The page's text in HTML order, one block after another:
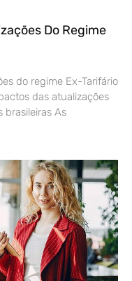
Do Regime
do regime Ex-Tarifário
das atualizações
brasileiras As